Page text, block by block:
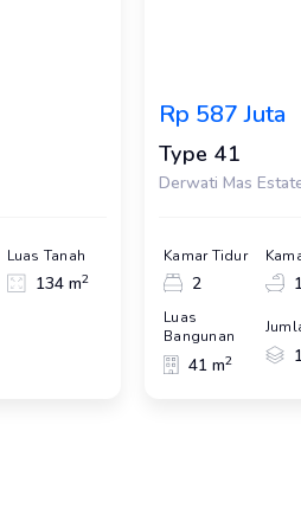
Luas Tanah
134 m2
Rp 587 Juta
Type 41
Derwati Mas
Kamar Tidur
2
Luas
Bangunan
41 m2